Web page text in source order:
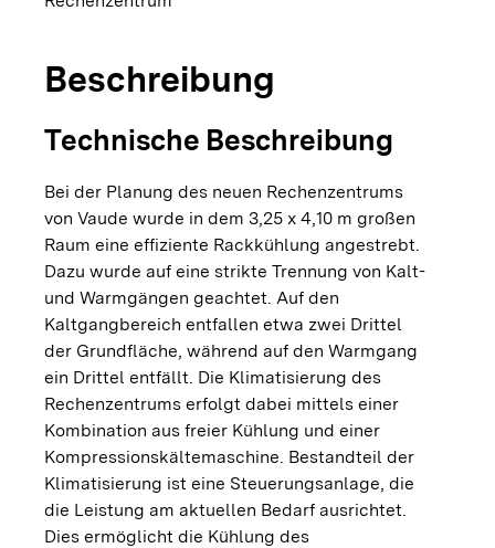
Beschreibung
Technische Beschreibung
Bei der Planung des neuen Rechenzentrums
von Vaude wurde in dem 3,25 x 4,10 m großen
Raum eine effiziente Rackkühlung angestrebt.
Dazu wurde auf eine strikte Trennung von Kalt-
und Warmgängen geachtet. Auf den
Kaltgangbereich entfallen etwa zwei Drittel
der Grundfläche, während auf den Warmgang
ein Drittel entfällt. Die Klimatisierung des
Rechenzentrums erfolgt dabei mittels einer
Kombination aus freier Kühlung und einer
Kompressionskältemaschine. Bestandteil der
Klimatisierung ist eine Steuerungsanlage, die
die Leistung am aktuellen Bedarf ausrichtet.
Dies ermöglicht die Kühlung des